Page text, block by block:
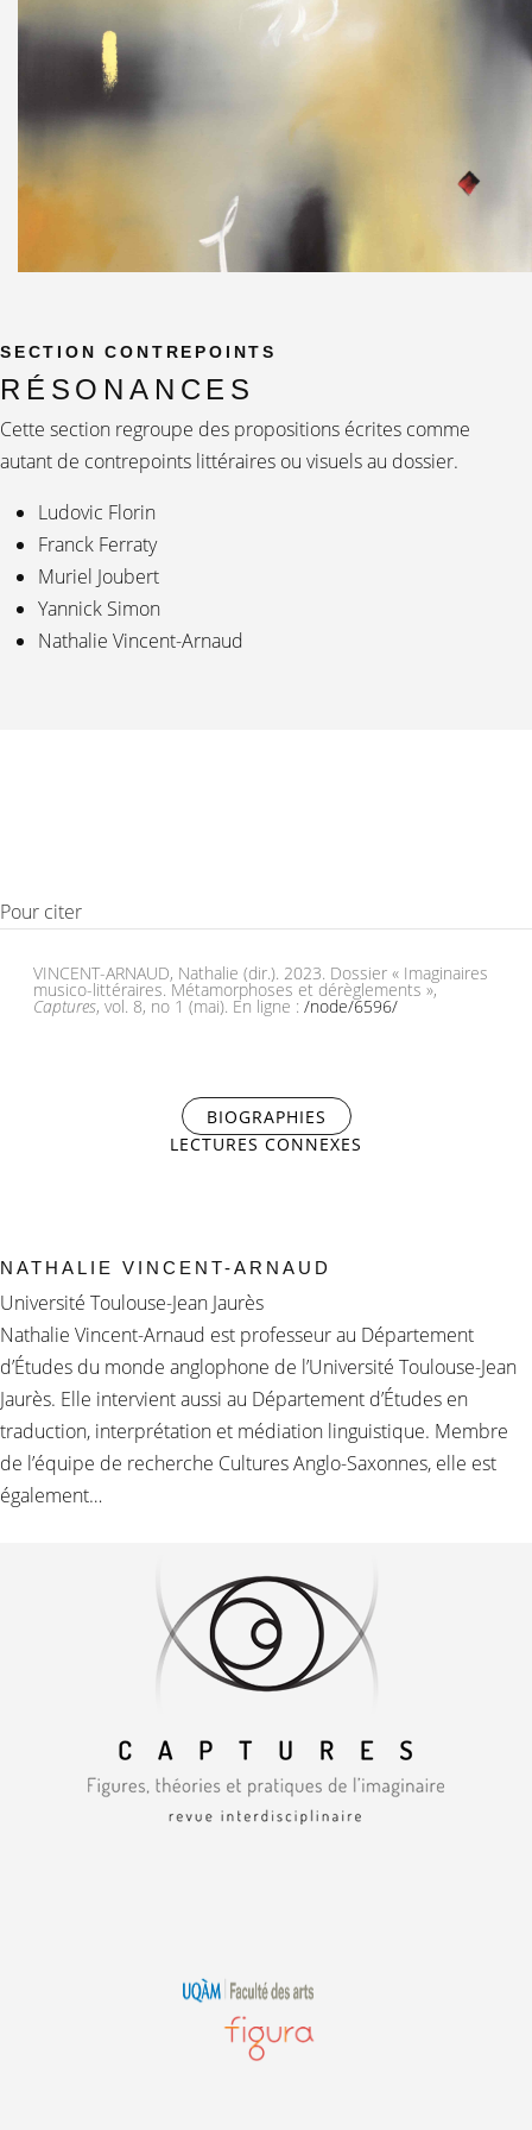
SECTION CONTREPOINTS
RÉSONANCES
Cette section regroupe des propositions écrites comme
autant de contrepoints littéraires ou visuels au dossier.
Ludovic Florin
Franck Ferraty
Muriel Joubert
Yannick Simon
Nathalie Vincent-Arnaud
Pour citer
VINCENT-ARNAUD, Nathalie (dir.). 2023. Dossier « Imaginaires
musico-littéraires. Métamorphoses et dérèglements »,
Captures, vol. 8, no 1 (mai). En ligne : /node/6596/
BIOGRAPHIES (ONGLET ACTIF)
LECTURES CONNEXES
NATHALIE VINCENT-ARNAUD
Université Toulouse-Jean Jaurès
Nathalie Vincent-Arnaud est professeur au Département
d’Études du monde anglophone de l’Université Toulouse-Jean
Jaurès. Elle intervient aussi au Département d’Études en
traduction, interprétation et médiation linguistique. Membre
de l’équipe de recherche Cultures Anglo-Saxonnes, elle est
également…